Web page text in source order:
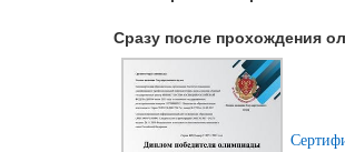
Сразу после прохождения